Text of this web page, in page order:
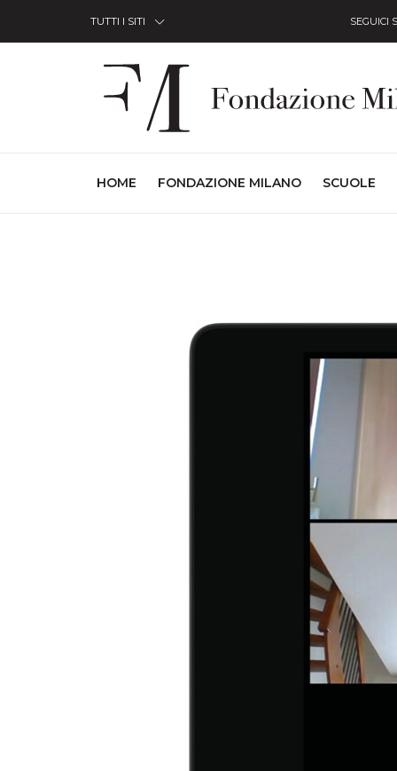
TUTTI I SITI SEGUICI
HOME (CURRENT)
FONDAZIONE MILANO SCUOLE